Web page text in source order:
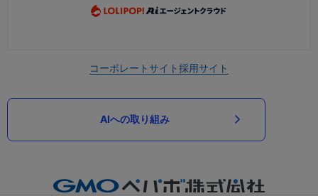
コーポレートサイト採用サイト
AIへの取り組み